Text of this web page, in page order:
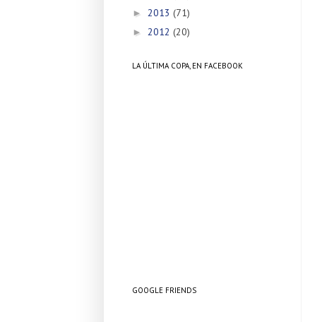
► 2013 (71)
► 2012 (20)
LA ÚLTIMA COPA, EN FACEBOOK
GOOGLE FRIENDS